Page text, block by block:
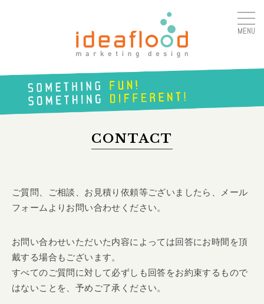
社
MENU
DIFFERENT!CONTACT
ご質問、ご相談、お見積り依頼等ございましたら、メール
フォームよりお問い合わせください。
お問い合わせいただいた内容によっては回答にお時間を頂
戴する場合もございます。
すべてのご質問に対して必ずしも回答をお約束するもので
はないことを、予めご了承ください。